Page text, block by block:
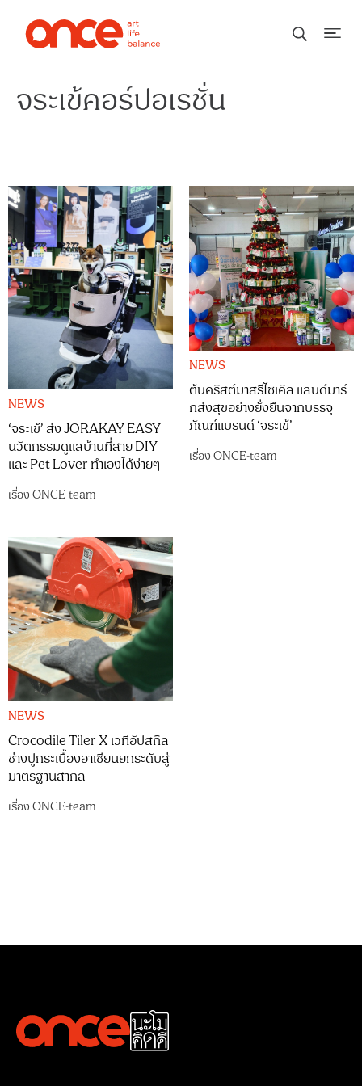
จระเข้คอร์ปอเรชั่น
NEWS
‘จระเข้’ ส่ง JORAKAY EASY
นวัตกรรมดูแลบ้านที่สาย DIY
และ Pet Lover ทำเองได้ง่ายๆ
เรื่องONCE-team
NEWS
ต้นคริสต์มาสรีไซเคิล แลนด์มาร์
กส่งสุขอย่างยั่งยืนจากบรรจุ
ภัณฑ์แบรนด์ ‘จระเข้’
เรื่องONCE-team
NEWS
Crocodile Tiler X เวทีอัปสกิล
ช่างปูกระเบื้องอาเซียนยกระดับสู่
มาตรฐานสากล
เรื่องONCE-team